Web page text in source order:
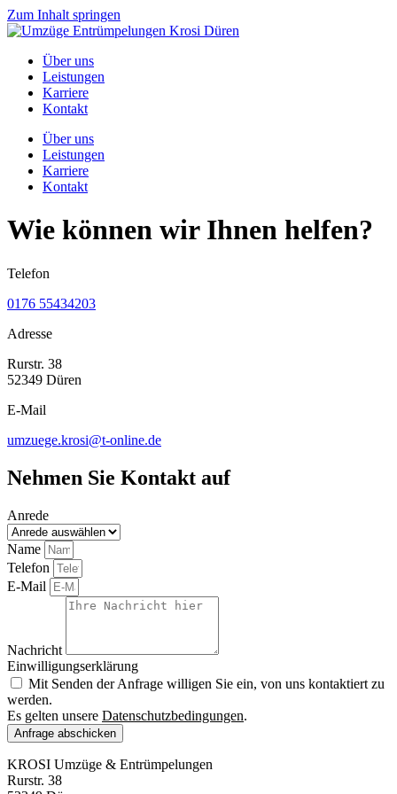
Zum Inhalt springen
Über uns
Leistungen
Karriere
Kontakt
Über uns
Leistungen
Karriere
Kontakt
Wie können wir Ihnen helfen?
Telefon
0176 55434203
Adresse
Rurstr. 38
52349 Düren
E-Mail
umzuege.krosi@t-online.de
Nehmen Sie Kontakt auf
Anrede
Name
Telefon
E-Mail
Nachricht
Einwilligungserklärung
Mit Senden der Anfrage willigen Sie ein, von uns kontaktiert zu
werden.
Es gelten unsere Datenschutzbedingungen.
Anfrage abschicken
KROSI Umzüge & Entrümpelungen
Rurstr. 38